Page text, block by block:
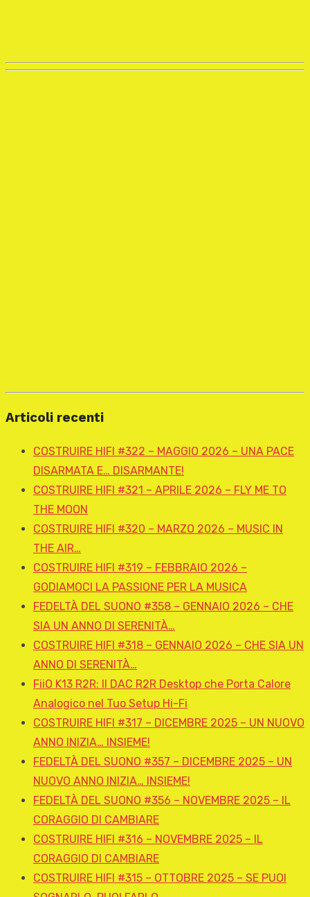
Articoli recenti
COSTRUIRE HIFI #322 – MAGGIO 2026 – UNA PACE
DISARMATA E… DISARMANTE!
COSTRUIRE HIFI #321 – APRILE 2026 – FLY ME TO
THE MOON
COSTRUIRE HIFI #320 – MARZO 2026 – MUSIC IN
THE AIR…
COSTRUIRE HIFI #319 – FEBBRAIO 2026 –
GODIAMOCI LA PASSIONE PER LA MUSICA
FEDELTÀ DEL SUONO #358 – GENNAIO 2026 – CHE
SIA UN ANNO DI SERENITÀ…
COSTRUIRE HIFI #318 – GENNAIO 2026 – CHE SIA UN
ANNO DI SERENITÀ…
FiiO K13 R2R: Il DAC R2R Desktop che Porta Calore
Analogico nel Tuo Setup Hi-Fi
COSTRUIRE HIFI #317 – DICEMBRE 2025 – UN NUOVO
ANNO INIZIA… INSIEME!
FEDELTÀ DEL SUONO #357 – DICEMBRE 2025 – UN
NUOVO ANNO INIZIA… INSIEME!
FEDELTÀ DEL SUONO #356 – NOVEMBRE 2025 – IL
CORAGGIO DI CAMBIARE
COSTRUIRE HIFI #316 – NOVEMBRE 2025 – IL
CORAGGIO DI CAMBIARE
COSTRUIRE HIFI #315 – OTTOBRE 2025 – SE PUOI